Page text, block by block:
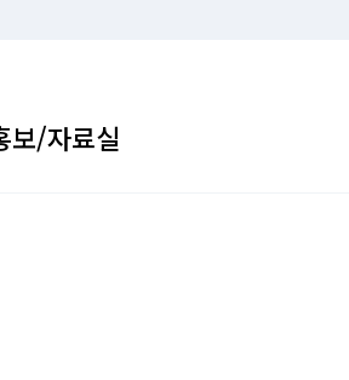
보/자료실